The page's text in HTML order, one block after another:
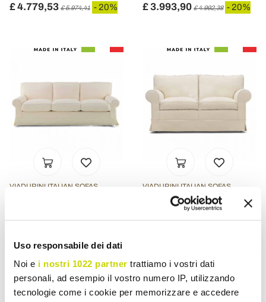
Uso responsabile dei dati
Noi e i nostri 1022 partner trattiamo i vostri dati
personali, ad esempio il vostro numero IP, utilizzando
tecnologie come i cookie per memorizzare e accedere
£ 4.779,53 £ 5.974,41 - 20% £ 3.993,90 £ 4.992,38 - 20%
VIADURINI ITALIAN SOFAS
Fabric - Andromeda
VIADURINI ITALIAN SOFAS
2 Seater Sofa Upholstered